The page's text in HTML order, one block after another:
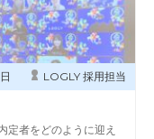
LOGLY 採用担当
定者をどのように迎え